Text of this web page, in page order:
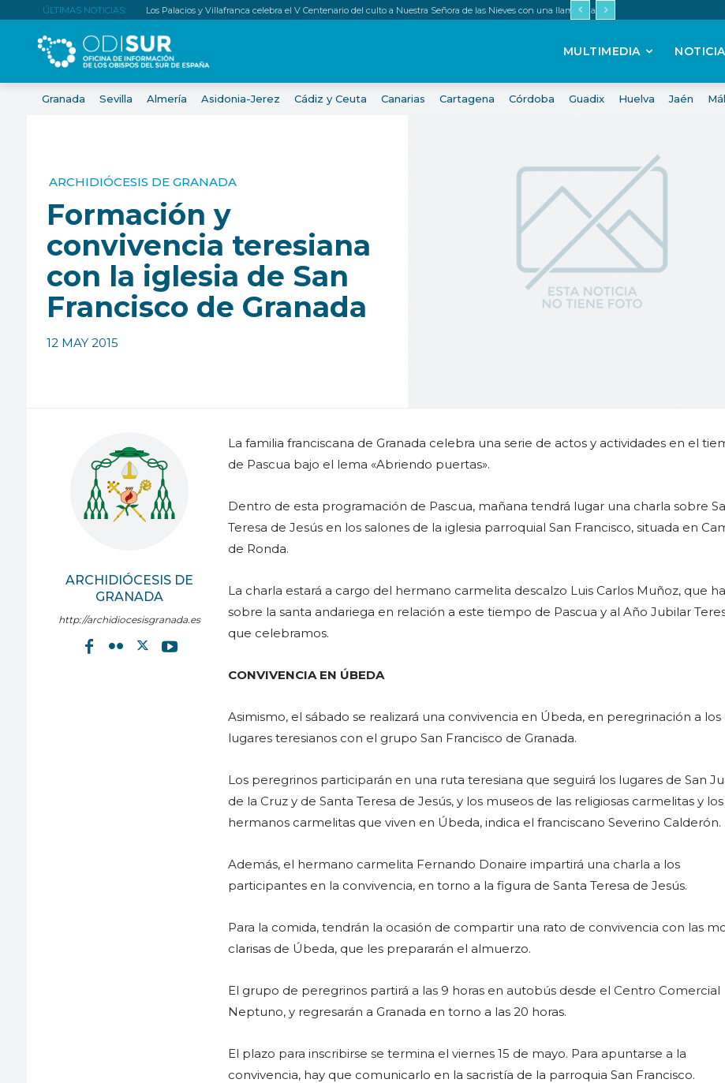
ÚLTIMAS NOTICIAS: Los Palacios y Villafranca celebra el V Centenario del culto a Nuestra Señora de las Nieves con una llamada a renovar la fe
MULTIMEDIA
Granada Sevilla Almería Asidonia-Jerez Cádiz y Ceuta Canarias Cartagena Córdoba Guadix Huelva Jaén
ARCHIDIÓCESIS DE GRANADA
Formación y
convivencia teresiana
con la iglesia de San
Francisco de Granada
12 MAY 2015
ARCHIDIÓCESIS DE
GRANADA
http://archidiocesisgranada.es
La familia franciscana de Granada celebra una serie de actos y actividades en el
de Pascua bajo el lema «Abriendo puertas».
Dentro de esta programación de Pascua, mañana tendrá lugar una charla sobre
Teresa de Jesús en los salones de la iglesia parroquial San Francisco, situada en
de Ronda.
La charla estará a cargo del hermano carmelita descalzo Luis Carlos Muñoz, que
sobre la santa andariega en relación a este tiempo de Pascua y al Año Jubilar
que celebramos.
CONVIVENCIA EN ÚBEDA
Asimismo, el sábado se realizará una convivencia en Úbeda, en peregrinación a los
lugares teresianos con el grupo San Francisco de Granada.
Los peregrinos participarán en una ruta teresiana que seguirá los lugares de San
de la Cruz y de Santa Teresa de Jesús, y los museos de las religiosas carmelitas y los
hermanos carmelitas que viven en Úbeda, indica el franciscano Severino Calderón.
Además, el hermano carmelita Fernando Donaire impartirá una charla a los
participantes en la convivencia, en torno a la figura de Santa Teresa de Jesús.
Para la comida, tendrán la ocasión de compartir una rato de convivencia con las
clarisas de Úbeda, que les prepararán el almuerzo.
El grupo de peregrinos partirá a las 9 horas en autobús desde el Centro Comercial
Neptuno, y regresarán a Granada en torno a las 20 horas.
El plazo para inscribirse se termina el viernes 15 de mayo. Para apuntarse a la
convivencia, hay que comunicarlo en la sacristía de la parroquia San Francisco.